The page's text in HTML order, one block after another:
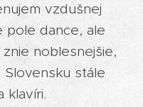
vzdušnej
pole dance, ale
noblesnejšie,
stále
klavíri.